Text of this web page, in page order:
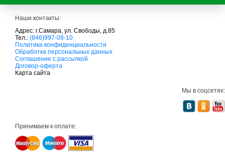
Наши контакты:
Адрес: г.Самара, ул. Свободы, д.85
Тел.: (846)997-08-10
с
а
д
о
в
и
к
а
м
т
Политика конфиденциальности
Обработка персональных данных
Соглашение с рассылкой
Договор-оферта
Карта сайта
Мы в соцсетях:
Принимаем к оплате: